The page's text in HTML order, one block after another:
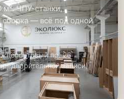
м². ЧПУ-станки,
сборка — всё под одной
пр. 26
записи)